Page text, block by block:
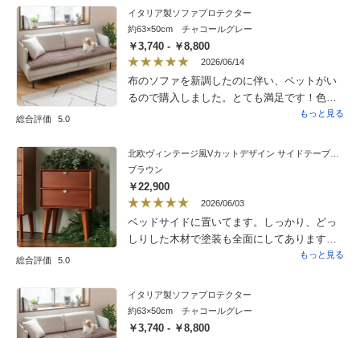
総合評価 5.0
イタリア製ソファプロテクター
約63×50cm チャコールグレー
￥3,740 - ￥8,800
2026/06/14
布のソファを新調したのに伴い、ペットがい
るので購入しました。とても満足です！色
味、裏面の滑り止めはソファの座面にも優し
で、サラサラなので暑さもなく人もペットも
快適です。まだ洗ってないので縮みや色落ち
は分かりませんが、カウチにも敷くために追
加購入を検討しています。
もっと見る
総合評価 5.0
北欧ヴィンテージ風Vカットデザイン サイドテーブル・サイドチェスト・ナイトテーブル 幅40cm
ブラウン
￥22,900
2026/06/03
ベッドサイドに置いてます。しっかり、どっ
しりした木材で塗装も全面にしてあります。
艶、色、高級感も大変満足してます。もっと見る
イタリア製ソファプロテクター
約63×50cm チャコールグレー
￥3,740 - ￥8,800